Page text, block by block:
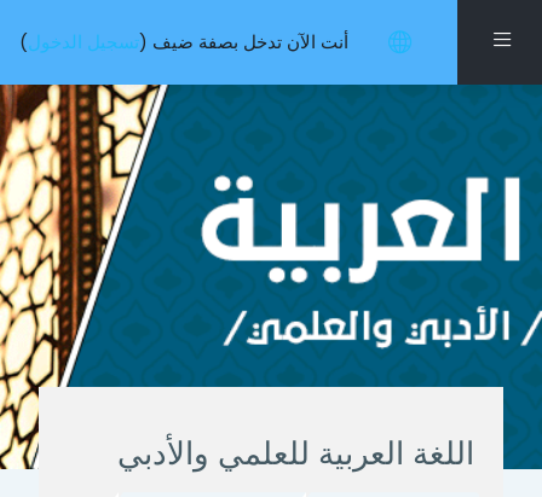
واجهة جانبية أنت الآن تدخل بصفة ضيف (تسجيل الدخول)
اللغة العربية للعلمي والأدبي